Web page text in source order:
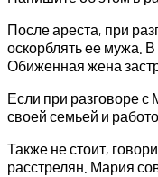
После ареста, при
оскорблять ее мужа. В
Обиженная жена
Если при разговоре с
своей семьей и
Также не стоит,
расстрелян. Мария